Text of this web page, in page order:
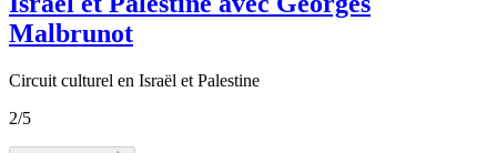
Malbrunot
Circuit culturel en Israël et Palestine
2/5